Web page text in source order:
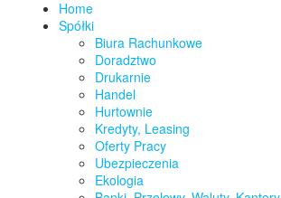
Home
Spółki
Biura Rachunkowe
Doradztwo
Drukarnie
Handel
Hurtownie
Kredyty, Leasing
Oferty Pracy
Ubezpieczenia
Ekologia